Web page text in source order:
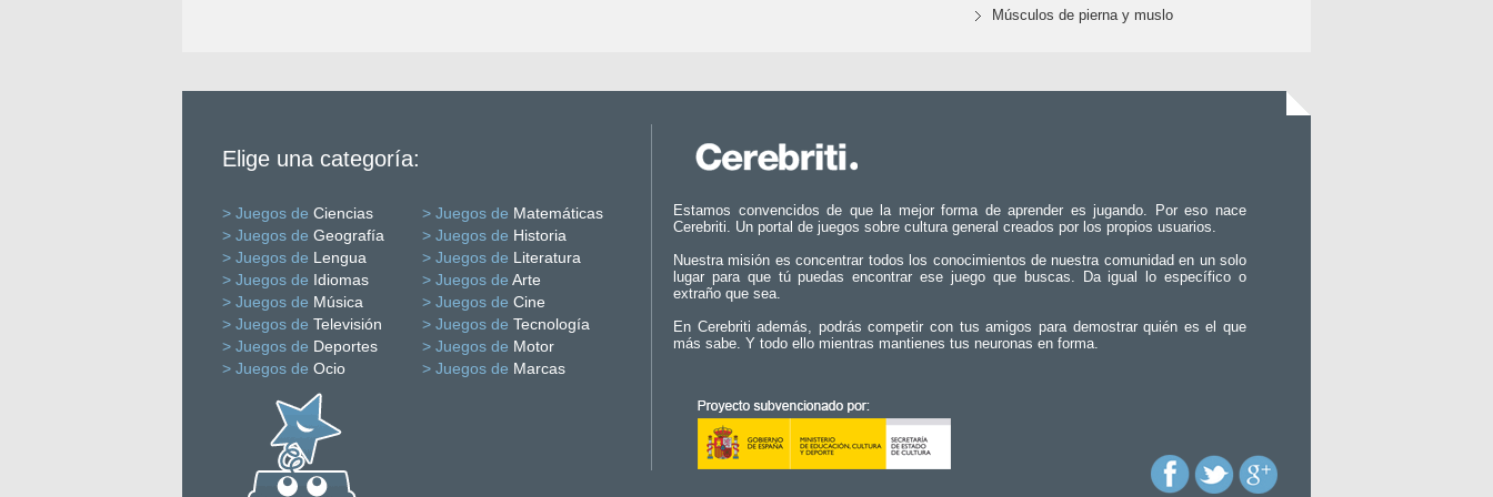
Músculos de pierna y muslo
Elige una categoría:
> Juegos de Ciencias > Juegos de Matemáticas
> Juegos de Geografía > Juegos de Historia
> Juegos de Lengua > Juegos de Literatura
> Juegos de Idiomas > Juegos de Arte
> Juegos de Música > Juegos de Cine
> Juegos de Televisión > Juegos de Tecnología
> Juegos de Deportes > Juegos de Motor
> Juegos de Ocio > Juegos de Marcas
Estamos convencidos de que la mejor forma de aprender es jugando. Por eso nace
Cerebriti. Un portal de juegos sobre cultura general creados por los propios usuarios.
Nuestra misión es concentrar todos los conocimientos de nuestra comunidad en un solo
lugar para que tú puedas encontrar ese juego que buscas. Da igual lo específico o
extraño que sea.
En Cerebriti además, podrás competir con tus amigos para demostrar quién es el que
más sabe. Y todo ello mientras mantienes tus neuronas en forma.